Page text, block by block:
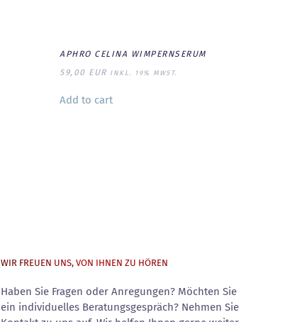
APHRO CELINA WIMPERNSERUM
59,00 EUR INKL. 19% MWST.
Add to cart
WIR FREUEN UNS, VON IHNEN ZU HÖREN
Haben Sie Fragen oder Anregungen? Möchten Sie
ein individuelles Beratungsgespräch? Nehmen Sie